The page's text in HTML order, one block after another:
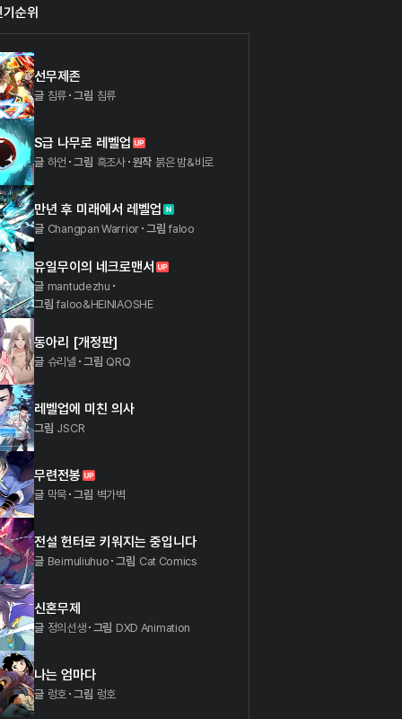
순위
선무제존
글 침류 그림 침류
S급 나무로 레벨업
글 하언 그림 흑조사 원작 붉은 밤&비로
만년 후 미래에서 레벨업
글 Changpan Warrior 그림 faloo
유일무이의 네크로맨서
글 mantudezhu
그림 faloo&HEINIAOSHE
동아리 [개정판]
글 슈리넬 그림 QRQ
레벨업에 미친 의사
그림 JSCR
무련전봉
글 막묵 그림 벽가벽
전설 헌터로 키워지는 중입니다
글 Beimuliuhuo 그림 Cat Comics
신혼무제
글 정의선생 그림 DXD Animation
나는 엄마다
글 렁호 그림 렁호